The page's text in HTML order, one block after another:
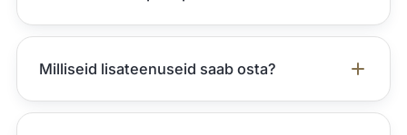
Milliseid lisateenuseid saab osta?